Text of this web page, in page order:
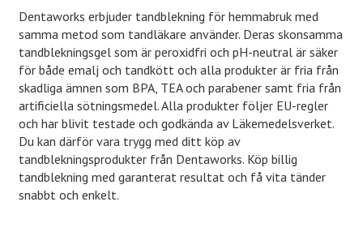
Dentaworks erbjuder tandblekning för hemmabruk med
samma metod som tandläkare använder. Deras skonsamma
tandblekningsgel som är peroxidfri och pH-neutral är säker
för både emalj och tandkött och alla produkter är fria från
skadliga ämnen som BPA, TEA och parabener samt fria från
artificiella sötningsmedel. Alla produkter följer EU-regler
och har blivit testade och godkända av Läkemedelsverket.
Du kan därför vara trygg med ditt köp av
tandblekningsprodukter från Dentaworks. Köp billig
tandblekning med garanterat resultat och få vita tänder
snabbt och enkelt.